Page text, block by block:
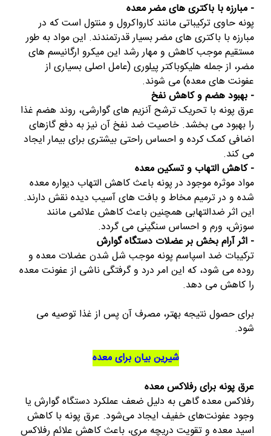
- مبارزه با باکتری های مضر معده
پونه حاوی ترکیباتی مانند کارواکرول و منتول است که در
مبارزه با باکتری های مضر بسیار قدرتمندند. این مواد به طور
مستقیم موجب کاهش و مهار رشد این میکرو ارگانیسم های
مضر، از جمله هلیکوباکتر پیلوری (عامل اصلی بسیاری از
عفونت های معده) می شوند.
- بهبود هضم و کاهش نفخ
عرق پونه با تحریک ترشح آنزیم های گوارشی، روند هضم غذا
را بهبود می بخشد. خاصیت ضد نفخ آن نیز به دفع گازهای
اضافی کمک کرده و احساس راحتی بیشتری برای بیمار ایجاد
می کند.
- کاهش التهاب و تسکین معده
مواد موثره موجود در پونه باعث کاهش التهاب دیواره معده
شده و در ترمیم مخاط و بافت های آسیب دیده نقش دارند.
این اثر ضدالتهابی همچنین باعث کاهش علائمی مانند
سوزش، ورم و احساس سنگینی می گردد.
- اثر آرام بخش بر عضلات دستگاه گوارش
ترکیبات ضد اسپاسم پونه موجب شل شدن عضلات معده و
روده می شود، که این امر درد و گرفتگی ناشی از عفونت معده
را کاهش می دهد.
برای حصول نتیجه بهتر، مصرف آن پس از غذا توصیه می
شود.
شیرین بیان برای معده
عرق پونه برای رفلاکس معده
رفلاکس معده گاهی به دلیل ضعف عملکرد دستگاه گوارش یا
وجود عفونت‌های خفیف ایجاد می‌شود. عرق پونه با کاهش
اسید معده و تقویت دریچه مری، باعث کاهش علائم رفلاکس